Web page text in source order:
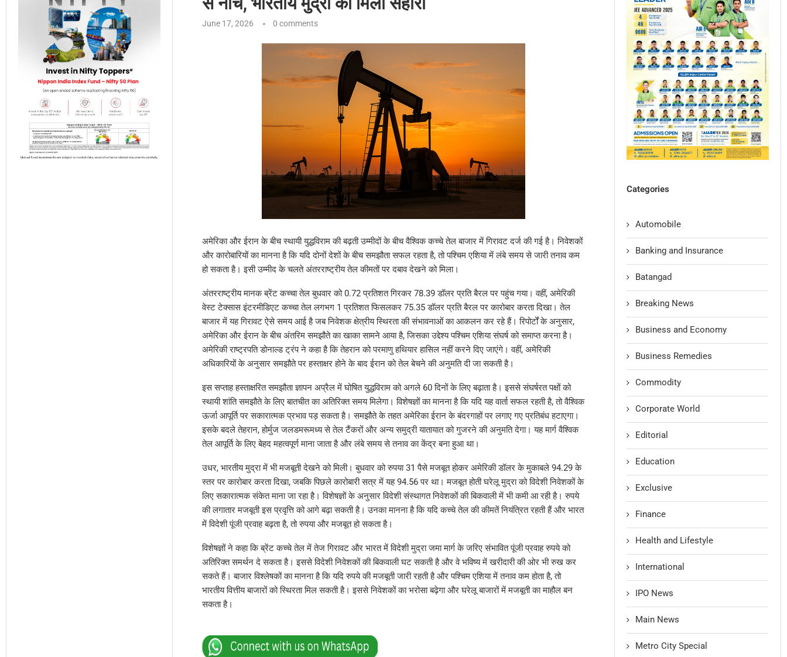
June 17, 2026 0 comments
अमेरिका और ईरान के बीच स्थायी युद्धविराम की बढ़ती उम्मीदों के बीच वैश्विक कच्चे तेल बाजार में गिरावट दर्ज की गई है। निवेशकों
और कारोबारियों का मानना है कि यदि दोनों देशों के बीच समझौता सफल रहता है, तो पश्चिम एशिया में लंबे समय से जारी तनाव कम
हो सकता है। इसी उम्मीद के चलते अंतरराष्ट्रीय तेल कीमतों पर दबाव देखने को मिला।
अंतरराष्ट्रीय मानक ब्रेंट कच्चा तेल बुधवार को 0.72 प्रतिशत गिरकर 78.39 डॉलर प्रति बैरल पर पहुंच गया। वहीं, अमेरिकी
वेस्ट टेक्सास इंटरमीडिएट कच्चा तेल लगभग 1 प्रतिशत फिसलकर 75.35 डॉलर प्रति बैरल पर कारोबार करता दिखा। तेल
बाजार में यह गिरावट ऐसे समय आई है जब निवेशक क्षेत्रीय स्थिरता की संभावनाओं का आकलन कर रहे हैं। रिपोर्टों के अनुसार,
अमेरिका और ईरान के बीच अंतरिम समझौते का खाका सामने आया है, जिसका उद्देश्य पश्चिम एशिया संघर्ष को समाप्त करना है।
अमेरिकी राष्ट्रपति डोनाल्ड ट्रंप ने कहा है कि तेहरान को परमाणु हथियार हासिल नहीं करने दिए जाएंगे। वहीं, अमेरिकी
अधिकारियों के अनुसार समझौते पर हस्ताक्षर होने के बाद ईरान को तेल बेचने की अनुमति दी जा सकती है।
इस सप्ताह हस्ताक्षरित समझौता ज्ञापन अप्रैल में घोषित युद्धविराम को अगले 60 दिनों के लिए बढ़ाता है। इससे संघर्षरत पक्षों को
स्थायी शांति समझौते के लिए बातचीत का अतिरिक्त समय मिलेगा। विशेषज्ञों का मानना है कि यदि यह वार्ता सफल रहती है, तो वैश्विक
ऊर्जा आपूर्ति पर सकारात्मक प्रभाव पड़ सकता है। समझौते के तहत अमेरिका ईरान के बंदरगाहों पर लगाए गए प्रतिबंध हटाएगा।
इसके बदले तेहरान, होर्मुज जलडमरूमध्य से तेल टैंकरों और अन्य समुद्री यातायात को गुजरने की अनुमति देगा। यह मार्ग वैश्विक
तेल आपूर्ति के लिए बेहद महत्वपूर्ण माना जाता है और लंबे समय से तनाव का केंद्र बना हुआ था।
उधर, भारतीय मुद्रा में भी मजबूती देखने को मिली। बुधवार को रुपया 31 पैसे मजबूत होकर अमेरिकी डॉलर के मुकाबले 94.29 के
स्तर पर कारोबार करता दिखा, जबकि पिछले कारोबारी सत्र में यह 94.56 पर था। मजबूत होती घरेलू मुद्रा को विदेशी निवेशकों के
लिए सकारात्मक संकेत माना जा रहा है। विशेषज्ञों के अनुसार विदेशी संस्थागत निवेशकों की बिकवाली में भी कमी आ रही है। रुपये
की लगातार मजबूती इस प्रवृत्ति को आगे बढ़ा सकती है। उनका मानना है कि यदि कच्चे तेल की कीमतें नियंत्रित रहती हैं और भारत
में विदेशी पूंजी प्रवाह बढ़ता है, तो रुपया और मजबूत हो सकता है।
विशेषज्ञों ने कहा कि ब्रेंट कच्चे तेल में तेज गिरावट और भारत में विदेशी मुद्रा जमा मार्ग के जरिए संभावित पूंजी प्रवाह रुपये को
अतिरिक्त समर्थन दे सकता है। इससे विदेशी निवेशकों की बिकवाली घट सकती है और वे भविष्य में खरीदारी की ओर भी रुख कर
सकते हैं। बाजार विश्लेषकों का मानना है कि यदि रुपये की मजबूती जारी रहती है और पश्चिम एशिया में तनाव कम होता है, तो
भारतीय वित्तीय बाजारों को स्थिरता मिल सकती है। इससे निवेशकों का भरोसा बढ़ेगा और घरेलू बाजारों में मजबूती का माहौल बन
सकता है।
Categories
Automobile
Banking and Insurance
Batangad
Breaking News
Business and Economy
Business Remedies
Commodity
Corporate World
Editorial
Education
Exclusive
Finance
Health and Lifestyle
International
IPO News
Main News
Metro City Special